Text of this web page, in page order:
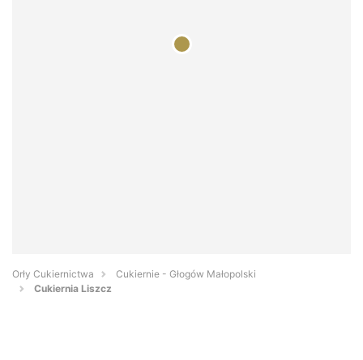
Orły Cukiernictwa
Cukiernie - Głogów Małopolski
Cukiernia Liszcz